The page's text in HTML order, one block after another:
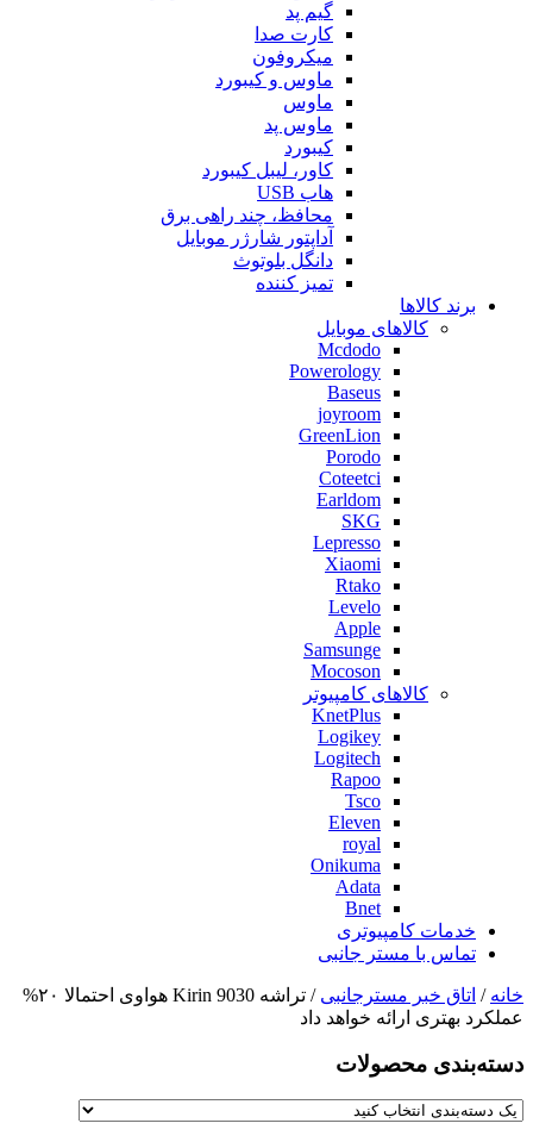
گیم پد
کارت صدا
میکروفون
ماوس و کیبورد
ماوس
ماوس پد
کیبورد
کاور، لیبل کیبورد
هاب USB
محافظ، چند راهی برق
آداپتور شارژر موبایل
دانگل بلوتوث
تمیز کننده
برند کالاها
کالاهای موبایل
Mcdodo
Powerology
Baseus
joyroom
GreenLion
Porodo
Coteetci
Earldom
SKG
Lepresso
Xiaomi
Rtako
Levelo
Apple
Samsunge
Mocoson
کالاهای کامپیوتر
KnetPlus
Logikey
Logitech
Rapoo
Tsco
Eleven
royal
Onikuma
Adata
Bnet
خدمات کامپیوتری
تماس با مستر جانبی
خانه / اتاق خبر مسترجانبی
/ تراشه Kirin 9030 هواوی احتمالا ۲۰%
عملکرد بهتری ارائه خواهد داد
دسته‌بندی‌ محصولات